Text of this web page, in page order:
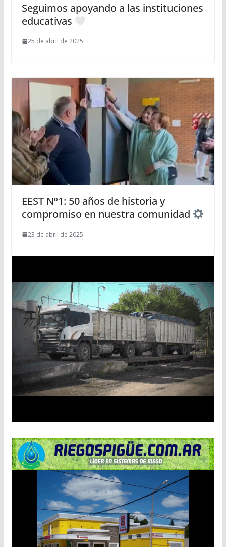
Seguimos apoyando a las instituciones
educativas
25 de abril de 2025
EEST Nº1: 50 años de historia y
compromiso en nuestra comunidad
23 de abril de 2025